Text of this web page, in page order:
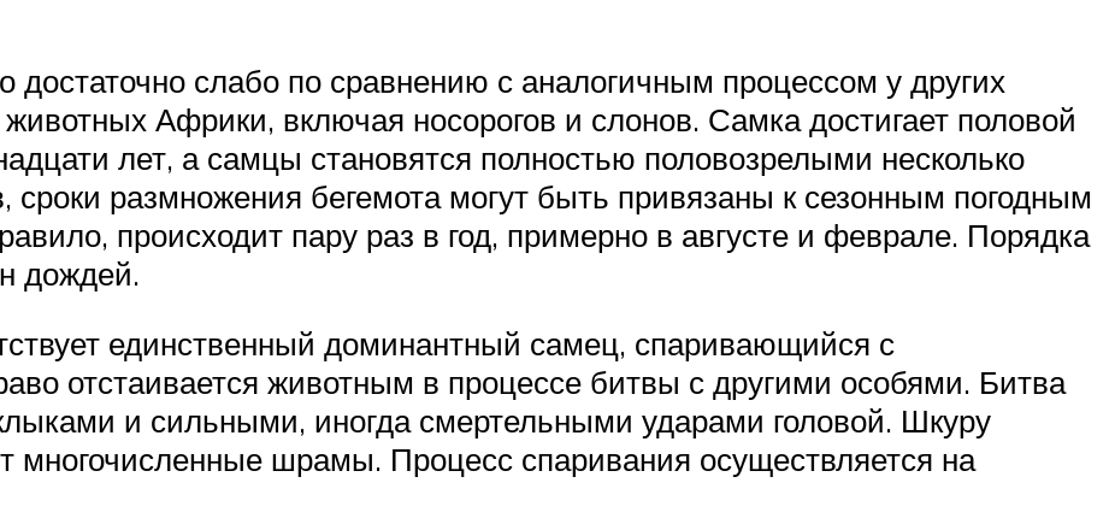
достаточно слабо по сравнению с аналогичным процессом у других
Африки, включая носорогов и слонов. Самка достигает половой
лет, а самцы становятся полностью половозрелыми несколько
размножения бегемота могут быть привязаны к сезонным погодным
происходит пару раз в год, примерно в августе и феврале. Порядка
дождей.
единственный доминантный самец, спаривающийся с
отстаивается животным в процессе битвы с другими особями. Битва
и сильными, иногда смертельными ударами головой. Шкуру
многочисленные шрамы. Процесс спаривания осуществляется на